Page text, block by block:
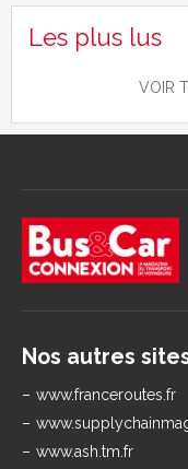
Les plus lus
VOIR
Nos autres
www.franceroutes.fr
www.ash.tm.fr